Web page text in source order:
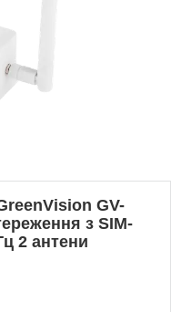
GV-
з SIM-
2 антени